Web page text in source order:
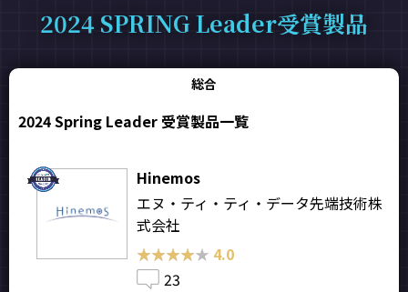
2024 SPRING Leader受賞製品
総合
2024 Spring Leader 受賞製品一覧
Hinemos
エヌ・ティ・ティ・データ先端技術株
式会社
★★★★★
★★★★★ 4.0
23